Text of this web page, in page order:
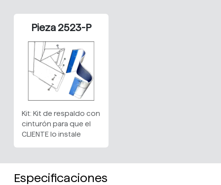
Pieza 2523-P
Kit: Kit de respaldo con
cinturón para que el
CLIENTE lo instale
Especificaciones